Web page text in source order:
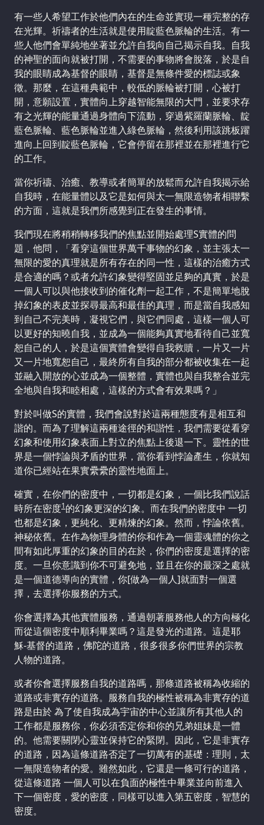
有一些人希望工作於他們內在的生命並實現一種完整的存
在光輝。祈禱者的生活就是使用靛藍色脈輪的生活。有一
些人他們會單純地坐著並允許自我向自己揭示自我。自我
的神聖的面向就被打開，不需要的事物將會脫落，於是自
我的眼睛成為基督的眼睛，基督是無條件愛的標誌或象
徵。那麼，在這種典範中，較低的脈輪被打開，心被打
開，意願設置，實體向上穿越智能無限的大門，並要求存
有之光輝的能量通過身體向下流動，穿過紫羅蘭脈輪、靛
藍色脈輪、藍色脈輪並進入綠色脈輪，然後利用該跳板躍
進向上回到靛藍色脈輪，它會停留在那裡並在那裡進行它
的工作。
當你祈禱、治癒、教導或者簡單的放鬆而允許自我揭示給
自我時，在能量體以及它是如何與太一無限造物者相聯繫
的方面，這就是我們所感覺到正在發生的事情。
我們現在將稍稍轉移我們的焦點並開始處理S實體的問
題，他問，「看穿這個世界萬千事物的幻象，並主張太一
無限的愛的真理就是所有存在的同一性，這樣的治癒方式
是合適的嗎？或者允許幻象變得堅固並足夠的真實，於是
一個人可以與他接收到的催化劑一起工作，不是簡單地脫
掉幻象的表皮並探尋最高和最佳的真理，而是當自我感知
到自己不完美時，凝視它們，與它們同處，這樣一個人可
以更好的知曉自我，並成為一個能夠真實地看待自己並寬
恕自己的人，於是這個實體會變得自我救贖，一片又一片
又一片地寬恕自己，最終所有自我的部分都被收集在一起
並融入開放的心並成為一個整體，實體也與自我整合並完
全地與自我和睦相處，這樣的方式會有效果嗎？」
對於叫做S的實體，我們會說對於這兩種態度有是相互和
諧的。而為了理解這兩種途徑的和諧性，我們需要從看穿
幻象和使用幻象表面上對立的焦點上後退一下。靈性的世
界是一個悖論與矛盾的世界，當你看到悖論產生，你就知
道你已經站在果實纍纍的靈性地面上。
確實，在你們的密度中，一切都是幻象，一個比我們說話
時所在密度1的幻象更深的幻象。而在我們的密度中 一切
也都是幻象，更純化、更精煉的幻象。然而，悖論依舊。
神秘依舊。在作為物理身體的你和作為一個靈魂體的你之
間有如此厚重的幻象的目的在於，你們的密度是選擇的密
度。一旦你意識到你不可避免地，並且在你的最深之處就
是一個道德導向的實體，你[做為一個人]就面對一個選
擇，去選擇你服務的方式。
你會選擇為其他實體服務，通過朝著服務他人的方向極化
而從這個密度中順利畢業嗎？這是發光的道路。這是耶
穌-基督的道路，佛陀的道路，很多很多你們世界的宗教
人物的道路。
或者你會選擇服務自我的道路嗎，那條道路被稱為收縮的
道路或非實存的道路。服務自我的極性被稱為非實存的道
路是由於 為了使自我成為宇宙的中心並讓所有其他人的
工作都是服務你，你必須否定你和你的兄弟姐妹是一體
的。他需要關閉心靈並保持它的緊閉。因此，它是非實存
的道路，因為這條道路否定了一切萬有的基礎：理則，太
一無限造物者的愛。雖然如此，它還是一條可行的道路，
從這條道路 一個人可以在負面的極性中畢業並向前進入
下一個密度，愛的密度，同樣可以進入第五密度，智慧的
密度。